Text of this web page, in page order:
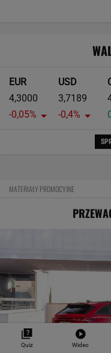
EUR
4,3000
-0,05%
USD
3,7189
-0,4%
MATERIAŁY PROMOCYJNE
Quiz Wideo